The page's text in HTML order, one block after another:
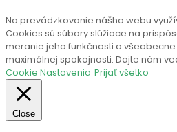
Na prevádzkovanie nášho webu
Cookies sú súbory slúžiace na
meranie jeho funkčnosti a
maximálnej spokojnosti. Dajte nám
Cookie Nastavenia Prijať všetko
Close